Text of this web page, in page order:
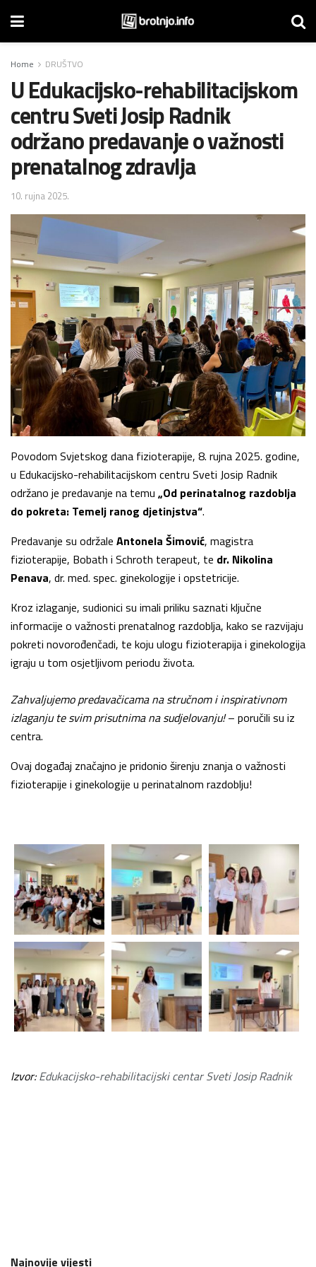
Home DRUŠTVO
U Edukacijsko-rehabilitacijskom
centru Sveti Josip Radnik
održano predavanje o važnosti
prenatalnog zdravlja
10. rujna 2025.
Povodom Svjetskog dana fizioterapije, 8. rujna 2025. godine,
u Edukacijsko-rehabilitacijskom centru Sveti Josip Radnik
održano je predavanje na temu „Od perinatalnog razdoblja
do pokreta: Temelj ranog djetinjstva“.
Predavanje su održale Antonela Šimović, magistra
fizioterapije, Bobath i Schroth terapeut, te dr. Nikolina
Penava, dr. med. spec. ginekologije i opstetricije.
Kroz izlaganje, sudionici su imali priliku saznati ključne
informacije o važnosti prenatalnog razdoblja, kako se razvijaju
pokreti novorođenčadi, te koju ulogu fizioterapija i ginekologija
igraju u tom osjetljivom periodu života.
Zahvaljujemo predavačicama na stručnom i inspirativnom
izlaganju te svim prisutnima na sudjelovanju!– poručili su iz
centra.
Ovaj događaj značajno je pridonio širenju znanja o važnosti
fizioterapije i ginekologije u perinatalnom razdoblju!
Izvor:Edukacijsko-rehabilitacijski centar Sveti Josip Radnik
Najnovije vijesti